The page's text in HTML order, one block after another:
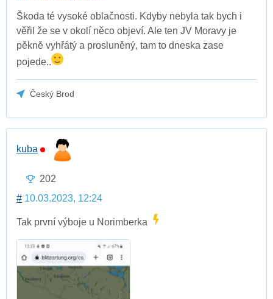
Škoda té vysoké oblačnosti. Kdyby nebyla tak bych i
věřil že se v okolí něco objeví. Ale ten JV Moravy je
pěkně vyhřátý a prosluněný, tam to dneska zase
pojede..
Český Brod
kuba
202
# 10.03.2023, 12:24
Tak první výboje u Norimberka